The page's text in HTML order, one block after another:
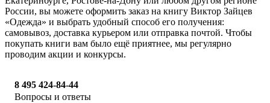
России, вы можете оформить заказ на книгу Виктор Зайцев
«Одежда» и выбрать удобный способ его получения:
самовывоз, доставка курьером или отправка почтой. Чтобы
покупать книги вам было ещё приятнее, мы регулярно
проводим акции и конкурсы.
8 495 424-84-44
Вопросы и ответы